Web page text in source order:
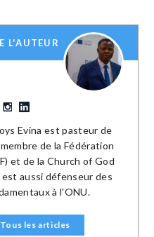
L'AUTEUR
Evina est pasteur de
de la Fédération
et de la Church of God
aussi défenseur des
à l'ONU.
Tous les articles